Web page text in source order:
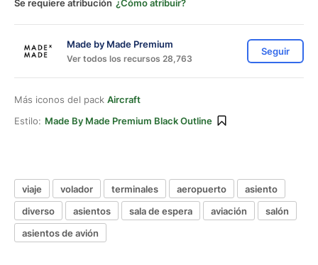
Se requiere atribución ¿Cómo atribuir?
Made by Made Premium
Ver todos los recursos 28,763
Seguir
Más iconos del pack Aircraft
Estilo: Made By Made Premium Black Outline
viaje volador terminales aeropuerto
asiento
diverso
asientos sala de espera aviación
salón
asientos de avión